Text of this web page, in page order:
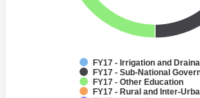
FY17 - Irrigation and
FY17 - Sub-National
FY17 - Other Education
FY17 - Rural and Inter-